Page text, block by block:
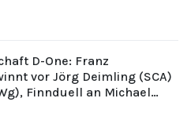
D-One: Franz
vor Jörg Deimling (SCA)
Finnduell an Michael